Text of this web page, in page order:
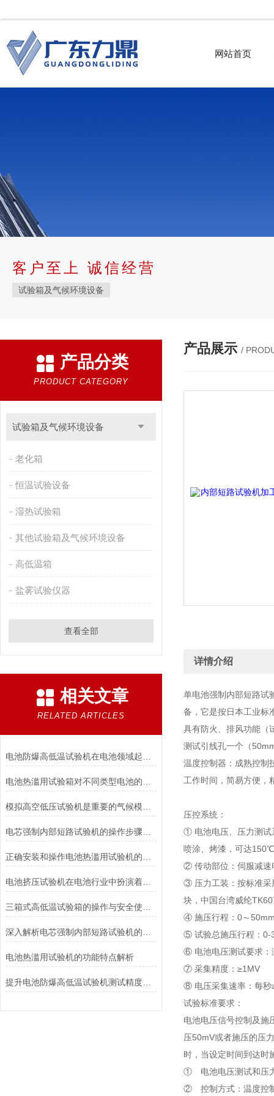
网站首页
客户至上 诚信经营
试验箱及气候环境设备
产品分类
PRODUCT CATEGORY
试验箱及气候环境设备
老化箱
恒温试验设备
湿热试验箱
其他试验箱及气候环境设备
高低温箱
盐雾试验仪器
查看全部
相关文章
RELATED ARTICLES
模拟高空低压试验机是重要的气候模拟设备
电池热滥用试验机的功能特点解析
提升电池防爆高低温试验机测试精度的技巧
产品展示 /
详情介绍
单电池强制内部短路试
备，它是按日本工业标
具有防火、排风功能（
测试引线孔一个（
温度控制器：成熟控制
工作时间，简易方便，
压控系统：
① 电池电压、压力测试
喷涂、烤漆，可达
② 传动部位：伺服减速
③ 压力工装：按标准采
块，中国台湾威纶
④ 施压行程：0～
⑤ 试验总施压行程：0-
⑥ 电池电压测试要求
⑦ 采集精度：≥1MV
⑧ 电压采集速率：每秒
试验标准要求：
电池电压信号控制及施
压50mV或者施压的压
时，当设定时间到达时
① 电池电压测试和压
② 控制方式：温度控制